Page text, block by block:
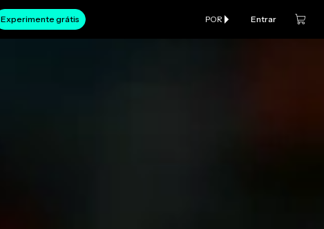
Experimente grátis POR Entrar